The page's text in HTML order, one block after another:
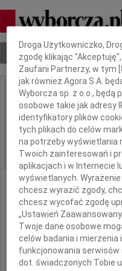
Nekrologi Odeszli
IMIĘ I NAZWISKO:
REGION: Kraków
DATA EMISJI:
po
Dbamy o Twoją prywatność
Droga Użytkowniczko,
zgodę klikając
Zaufani Partnerzy, w tym [
jak również Agora S.A.
Wyborcza sp. z o.o., będą
osobowe takie jak adresy
identyfikatory plików
tych plikach do celów
na potrzeby wyświetlania
Twoich zainteresowań i
aplikacjach i w Internecie
wyświetlanych.
chcesz wyrazić zgody,
chcesz wycofać zgodę
„Ustawień
Twoje dane osobowe
celów badania i
funkcjonowania serwisów
dot. świadczonych Tobie